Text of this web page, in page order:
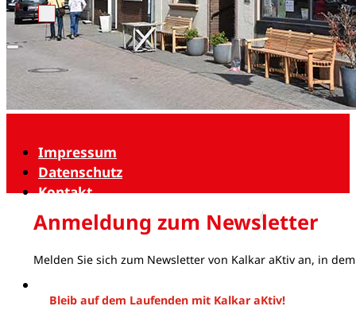
Impressum
Datenschutz
Kontakt
Anmeldung zum Newsletter
Melden Sie sich zum Newsletter von Kalkar aKtiv an, in
Bleib auf dem Laufenden mit Kalkar aKtiv!